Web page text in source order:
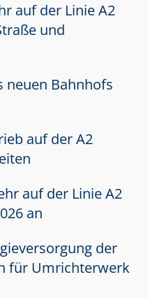
auf der Linie A2
und
neuen Bahnhofs
auf der A2
auf der Linie A2
an
der
für Umrichterwerk